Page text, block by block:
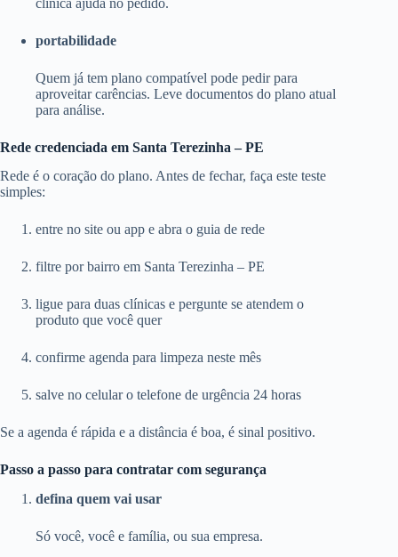
portabilidade
Quem já tem plano compatível pode pedir para
aproveitar carências. Leve documentos do plano atual
para análise.
Rede credenciada em Santa Terezinha – PE
Rede é o coração do plano. Antes de fechar, faça este teste
simples:
entre no site ou app e abra o guia de rede
filtre por bairro em Santa Terezinha – PE
ligue para duas clínicas e pergunte se atendem o
produto que você quer
confirme agenda para limpeza neste mês
salve no celular o telefone de urgência 24 horas
Se a agenda é rápida e a distância é boa, é sinal positivo.
Passo a passo para contratar com segurança
defina quem vai usar
Só você, você e família, ou sua empresa.